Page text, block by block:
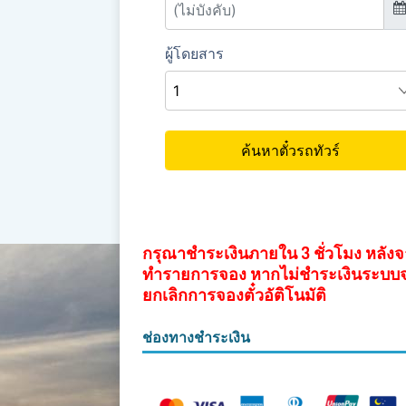
กรุณาชำระเงินภายใน 3 ชั่วโมง หลัง
ทำรายการจอง หากไม่ชำระเงินระบบ
ยกเลิกการจองตั๋วอัติโนมัติ
ช่องทางชำระเงิน